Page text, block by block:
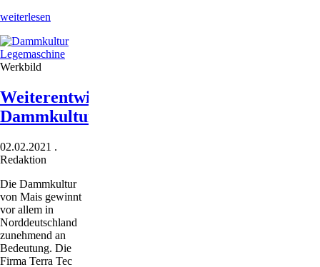
weiterlesen
Sie
in
April
2021
Werkbild
Weiterentwickeltes
Dammkulturgerät
02.02.2021 .
Redaktion
Die Dammkultur
von Mais gewinnt
vor allem in
Norddeutschland
zunehmend an
Bedeutung. Die
Firma Terra Tec